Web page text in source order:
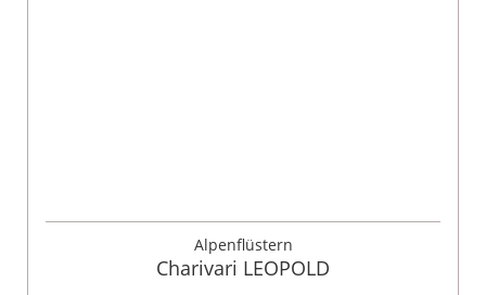
Alpenflüstern
Charivari LEOPOLD